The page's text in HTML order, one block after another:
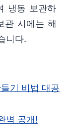
냉동 보관하
관 시에는 해
니다.
기 비법 대공
벽 공개!